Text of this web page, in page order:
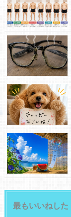
最もいいねした